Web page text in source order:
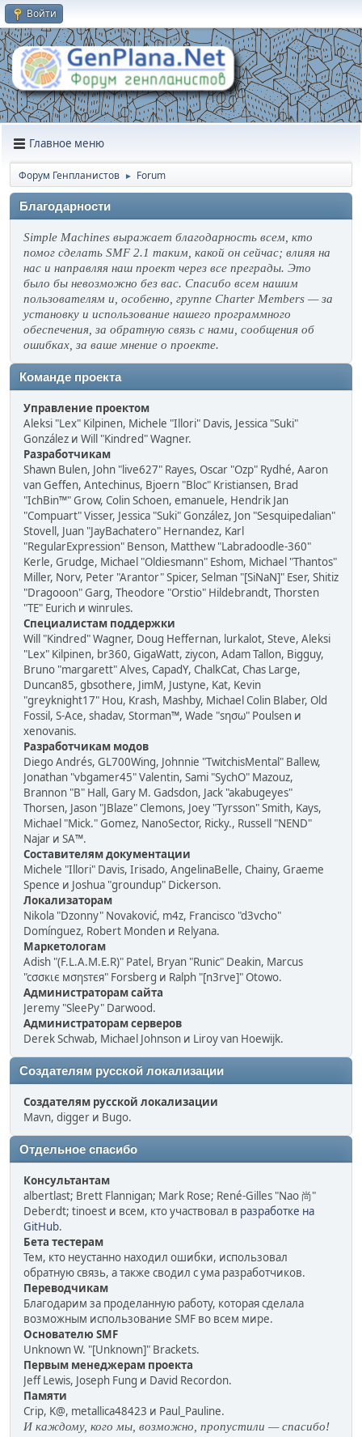
Войти
Главное меню
Форум Генпланистов ► Forum
Благодарности
Simple Machines выражает благодарность всем, кто
помог сделать SMF 2.1 таким, какой он сейчас; влияя на
нас и направляя наш проект через все преграды. Это
было бы невозможно без вас. Спасибо всем нашим
пользователям и, особенно, группе Charter Members — за
установку и использование нашего программного
обеспечения, за обратную связь с нами, сообщения об
ошибках, за ваше мнение о проекте.
Команде проекта
Управление проектом
Aleksi "Lex" Kilpinen, Michele "Illori" Davis, Jessica "Suki"
González и Will "Kindred" Wagner.
Разработчикам
Shawn Bulen, John "live627" Rayes, Oscar "Ozp" Rydhé, Aaron
van Geffen, Antechinus, Bjoern "Bloc" Kristiansen, Brad
"IchBin™" Grow, Colin Schoen, emanuele, Hendrik Jan
"Compuart" Visser, Jessica "Suki" González, Jon "Sesquipedalian"
Stovell, Juan "JayBachatero" Hernandez, Karl
"RegularExpression" Benson, Matthew "Labradoodle-360"
Kerle, Grudge, Michael "Oldiesmann" Eshom, Michael "Thantos"
Miller, Norv, Peter "Arantor" Spicer, Selman "[SiNaN]" Eser, Shitiz
"Dragooon" Garg, Theodore "Orstio" Hildebrandt, Thorsten
"TE" Eurich и winrules.
Специалистам поддержки
Will "Kindred" Wagner, Doug Heffernan, lurkalot, Steve, Aleksi
"Lex" Kilpinen, br360, GigaWatt, ziycon, Adam Tallon, Bigguy,
Bruno "margarett" Alves, CapadY, ChalkCat, Chas Large,
Duncan85, gbsothere, JimM, Justyne, Kat, Kevin
"greyknight17" Hou, Krash, Mashby, Michael Colin Blaber, Old
Fossil, S-Ace, shadav, Storman™, Wade "sησω" Poulsen и
xenovanis.
Разработчикам модов
Diego Andrés, GL700Wing, Johnnie "TwitchisMental" Ballew,
Jonathan "vbgamer45" Valentin, Sami "SychO" Mazouz,
Brannon "B" Hall, Gary M. Gadsdon, Jack "akabugeyes"
Thorsen, Jason "JBlaze" Clemons, Joey "Tyrsson" Smith, Kays,
Michael "Mick." Gomez, NanoSector, Ricky., Russell "NEND"
Najar и SA™.
Составителям документации
Michele "Illori" Davis, Irisado, AngelinaBelle, Chainy, Graeme
Spence и Joshua "groundup" Dickerson.
Локализаторам
Nikola "Dzonny" Novaković, m4z, Francisco "d3vcho"
Domínguez, Robert Monden и Relyana.
Маркетологам
Adish "(F.L.A.M.E.R)" Patel, Bryan "Runic" Deakin, Marcus
"cσσкιє мσηѕтєя" Forsberg и Ralph "[n3rve]" Otowo.
Администраторам сайта
Jeremy "SleePy" Darwood.
Администраторам серверов
Derek Schwab, Michael Johnson и Liroy van Hoewijk.
Создателям русской локализации
Создателям русской локализации
Mavn, digger и Bugo.
Отдельное спасибо
Консультантам
albertlast; Brett Flannigan; Mark Rose; René-Gilles "Nao 尚"
Deberdt; tinoest и всем, кто участвовал в разработке на
GitHub.
Бета тестерам
Тем, кто неустанно находил ошибки, использовал
обратную связь, а также сводил с ума разработчиков.
Переводчикам
Благодарим за проделанную работу, которая сделала
возможным использование SMF во всем мире.
Основателю SMF
Unknown W. "[Unknown]" Brackets.
Первым менеджерам проекта
Jeff Lewis, Joseph Fung и David Recordon.
Памяти
Crip, K@, metallica48423 и Paul_Pauline.
И каждому, кого мы, возможно, пропустили — спасибо!